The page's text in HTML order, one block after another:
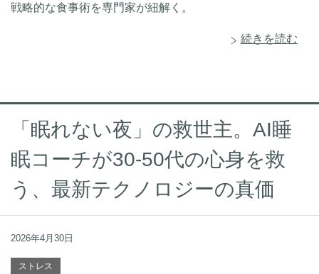
戦略的な食事術を専門家が紐解く。
続きを読む
「眠れない夜」の救世主。AI睡
眠コーチが30-50代の心身を救
う、最新テクノロジーの真価
2026年4月30日
ストレス